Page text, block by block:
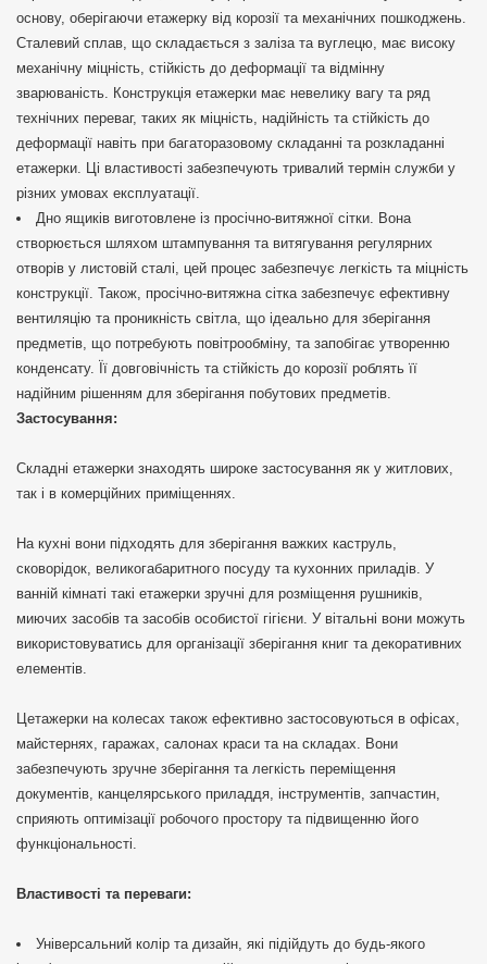
основу, оберігаючи етажерку від корозії та механічних пошкоджень.
Сталевий сплав, що складається з заліза та вуглецю, має високу
механічну міцність, стійкість до деформації та відмінну
зварюваність. Конструкція етажерки має невелику вагу та ряд
технічних переваг, таких як міцність, надійність та стійкість до
деформації навіть при багаторазовому складанні та розкладанні
етажерки. Ці властивості забезпечують тривалий термін служби у
різних умовах експлуатації.
Дно ящиків виготовлене із просічно-витяжної сітки. Вона
створюється шляхом штампування та витягування регулярних
отворів у листовій сталі, цей процес забезпечує легкість та міцність
конструкції. Також, просічно-витяжна сітка забезпечує ефективну
вентиляцію та проникність світла, що ідеально для зберігання
предметів, що потребують повітрообміну, та запобігає утворенню
конденсату. Її довговічність та стійкість до корозії роблять її
надійним рішенням для зберігання побутових предметів.
Застосування:
Складні етажерки знаходять широке застосування як у житлових,
так і в комерційних приміщеннях.
На кухні вони підходять для зберігання важких каструль,
сковорідок, великогабаритного посуду та кухонних приладів. У
ванній кімнаті такі етажерки зручні для розміщення рушників,
миючих засобів та засобів особистої гігієни. У вітальні вони можуть
використовуватись для організації зберігання книг та декоративних
елементів.
Цетажерки на колесах також ефективно застосовуються в офісах,
майстернях, гаражах, салонах краси та на складах. Вони
забезпечують зручне зберігання та легкість переміщення
документів, канцелярського приладдя, інструментів, запчастин,
сприяють оптимізації робочого простору та підвищенню його
функціональності.
Властивості та переваги:
Універсальний колір та дизайн, які підійдуть до будь-якого